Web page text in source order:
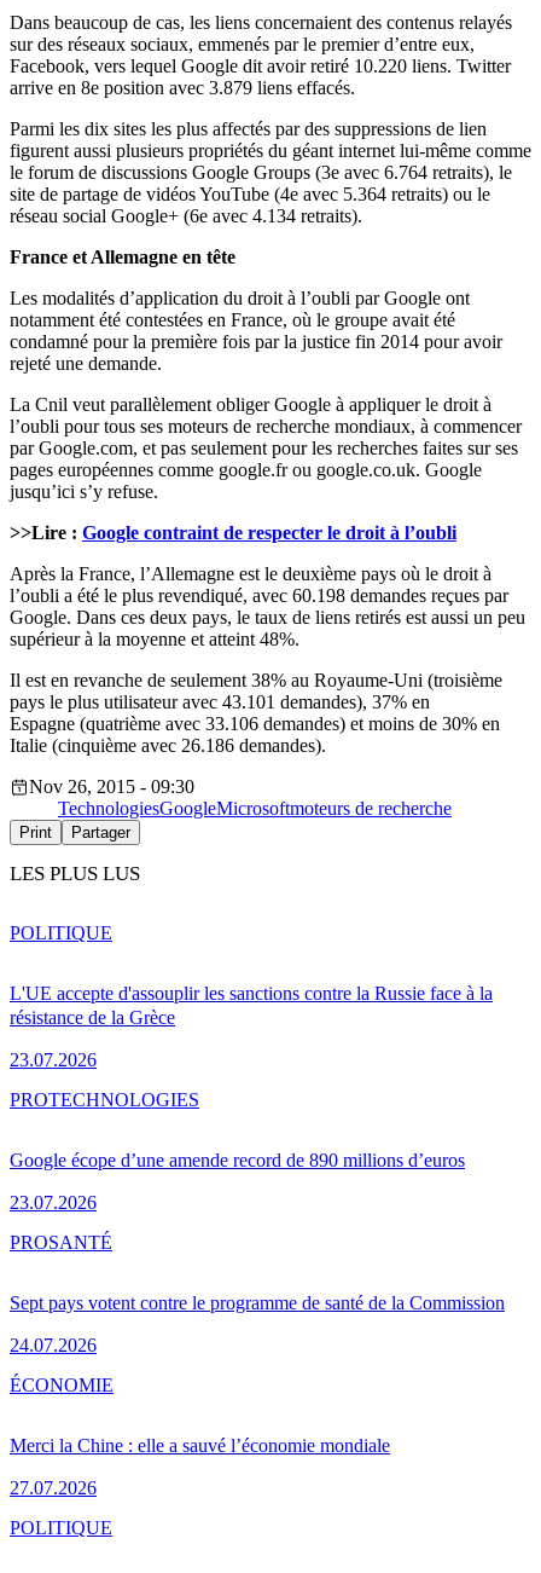
Dans beaucoup de cas, les liens concernaient des contenus relayés
sur des réseaux sociaux, emmenés par le premier d’entre eux,
Facebook, vers lequel Google dit avoir retiré 10.220 liens. Twitter
arrive en 8e position avec 3.879 liens effacés.
Parmi les dix sites les plus affectés par des suppressions de lien
figurent aussi plusieurs propriétés du géant internet lui-même comme
le forum de discussions Google Groups (3e avec 6.764 retraits), le
site de partage de vidéos YouTube (4e avec 5.364 retraits) ou le
réseau social Google+ (6e avec 4.134 retraits).
France et Allemagne en tête
Les modalités d’application du droit à l’oubli par Google ont
notamment été contestées en France, où le groupe avait été
condamné pour la première fois par la justice fin 2014 pour avoir
rejeté une demande.
La Cnil veut parallèlement obliger Google à appliquer le droit à
l’oubli pour tous ses moteurs de recherche mondiaux, à commencer
par Google.com, et pas seulement pour les recherches faites sur ses
pages européennes comme google.fr ou google.co.uk. Google
jusqu’ici s’y refuse.
>>Lire : Google contraint de respecter le droit à l’oubli
Après la France, l’Allemagne est le deuxième pays où le droit à
l’oubli a été le plus revendiqué, avec 60.198 demandes reçues par
Google. Dans ces deux pays, le taux de liens retirés est aussi un peu
supérieur à la moyenne et atteint 48%.
Il est en revanche de seulement 38% au Royaume-Uni (troisième
pays le plus utilisateur avec 43.101 demandes), 37% en
Espagne (quatrième avec 33.106 demandes) et moins de 30% en
Italie (cinquième avec 26.186 demandes).
Nov 26, 2015 - 09:30
TechnologiesGoogleMicrosoftmoteurs de recherche
Print Partager
LES PLUS LUS
L'UE accepte d'assouplir les sanctions contre la Russie face à la
résistance de la Grèce
23.07.2026
POLITIQUE
Google écope d’une amende record de 890 millions d’euros
23.07.2026
PROTECHNOLOGIES
Sept pays votent contre le programme de santé de la Commission
24.07.2026
PROSANTÉ
Merci la Chine : elle a sauvé l’économie mondiale
27.07.2026
ÉCONOMIE
POLITIQUE